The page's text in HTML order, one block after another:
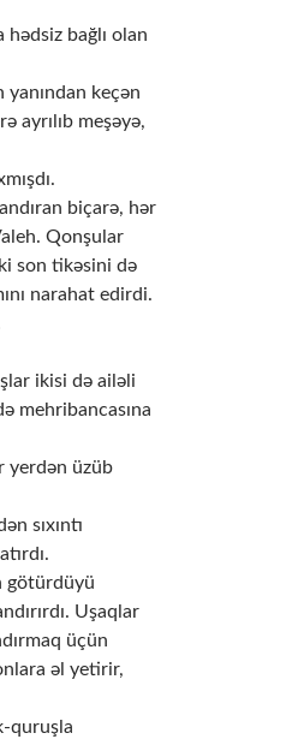
hədsiz bağlı olan
yanından keçən
ayrılıb meşəyə,
biçarə, hər
Qonşular
son tikəsini də
narahat edirdi.
ikisi də ailəli
mehribancasına
yerdən üzüb
sıxıntı
götürdüyü
Uşaqlar
üçün
əl yetirir,
quruşla